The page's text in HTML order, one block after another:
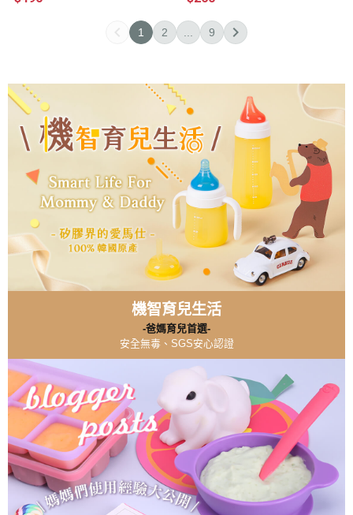
1 2 ... 9
機智育兒生活
-爸媽育兒首選-
安全無毒、SGS安心認證